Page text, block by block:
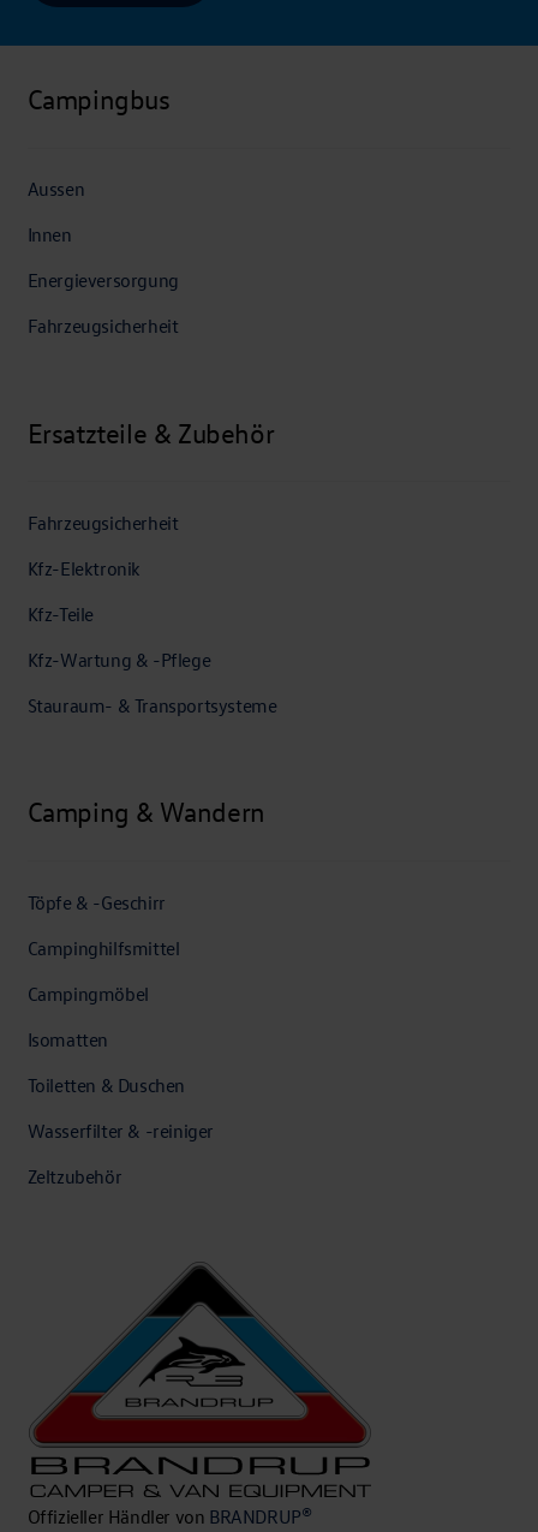
Campingbus
Aussen
Innen
Energieversorgung
Fahrzeugsicherheit
Ersatzteile & Zubehör
Fahrzeugsicherheit
Kfz-Elektronik
Kfz-Teile
Kfz-Wartung & -Pflege
Stauraum- & Transportsysteme
Camping & Wandern
Töpfe & -Geschirr
Campinghilfsmittel
Campingmöbel
Isomatten
Toiletten & Duschen
Wasserfilter & -reiniger
Zeltzubehör
Offizieller Händler von BRANDRUP®